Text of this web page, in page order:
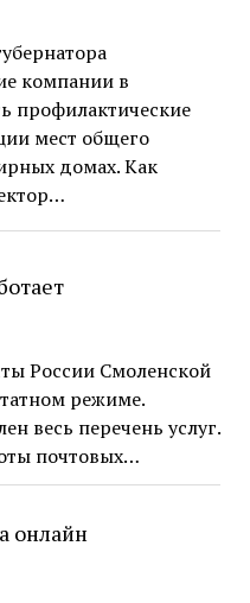
компании в
профилактические
мест общего
домах. Как
России Смоленской
режиме.
весь перечень услуг.
почтовых…
онлайн